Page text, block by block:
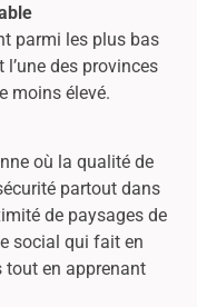
parmi les plus bas
des provinces
moins élevé.
où la qualité de
partout dans
de paysages de
social qui fait en
tout en apprenant